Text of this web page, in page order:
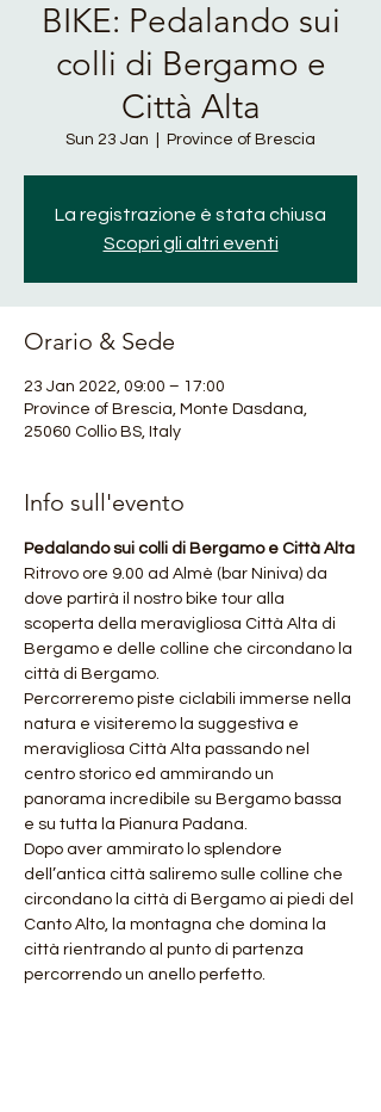
BIKE: Pedalando sui
colli di Bergamo e
Città Alta
Sun 23 Jan Province of Brescia
La registrazione è stata chiusa
Scopri gli altri eventi
Orario & Sede
23 Jan 2022, 09:00 – 17:00
Province of Brescia, Monte Dasdana,
25060 Collio BS, Italy
Info sull'evento
Pedalando sui colli di Bergamo e Città Alta
Ritrovo ore 9.00 ad Almè (bar Niniva) da
dove partirà il nostro bike tour alla
scoperta della meravigliosa Città Alta di
Bergamo e delle colline che circondano la
città di Bergamo.
Percorreremo piste ciclabili immerse nella
natura e visiteremo la suggestiva e
meravigliosa Città Alta passando nel
centro storico ed ammirando un
panorama incredibile su Bergamo bassa
e su tutta la Pianura Padana.
Dopo aver ammirato lo splendore
dell’antica città saliremo sulle colline che
circondano la città di Bergamo ai piedi del
Canto Alto, la montagna che domina la
città rientrando al punto di partenza
percorrendo un anello perfetto.